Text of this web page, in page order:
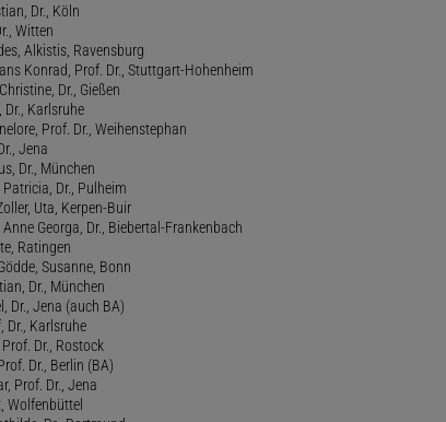
Dr., Köln
Witten
Alkistis, Ravensburg
Konrad, Prof. Dr., Stuttgart-Hohenheim
Dr., Gießen
Dr., Karlsruhe
Prof. Dr., Weihenstephan
Jena
Dr., München
Dr., Pulheim
Uta, Kerpen-Buir
Georga, Dr., Biebertal-Frankenbach
Ratingen
Susanne, Bonn
Dr., München
Dr., Jena (auch BA)
Dr., Karlsruhe
Dr., Rostock
Dr., Berlin (BA)
Prof. Dr., Jena
Wolfenbüttel